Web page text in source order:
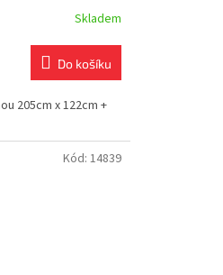
Skladem
Do košíku
205cm x 122cm +
Kód: 14839